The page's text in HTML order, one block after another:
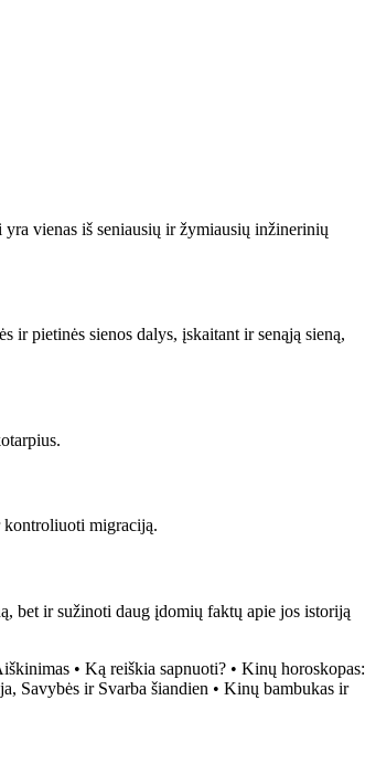
vienas iš seniausių ir žymiausių inžinerinių
pietinės sienos dalys, įskaitant ir senąją sieną,
kontroliuoti migraciją.
bet ir sužinoti daug įdomių faktų apie jos istoriją
• Ką reiškia sapnuoti? • Kinų horoskopas:
Savybės ir Svarba šiandien • Kinų bambukas ir